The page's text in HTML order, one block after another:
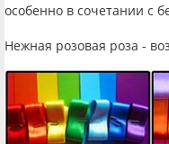
особенно в сочетании с
Нежная розовая роза -